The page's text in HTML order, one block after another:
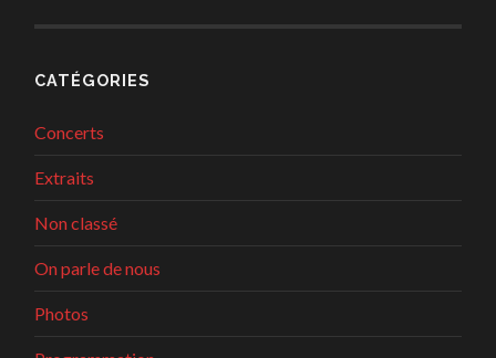
CATÉGORIES
Concerts
Extraits
Non classé
On parle de nous
Photos